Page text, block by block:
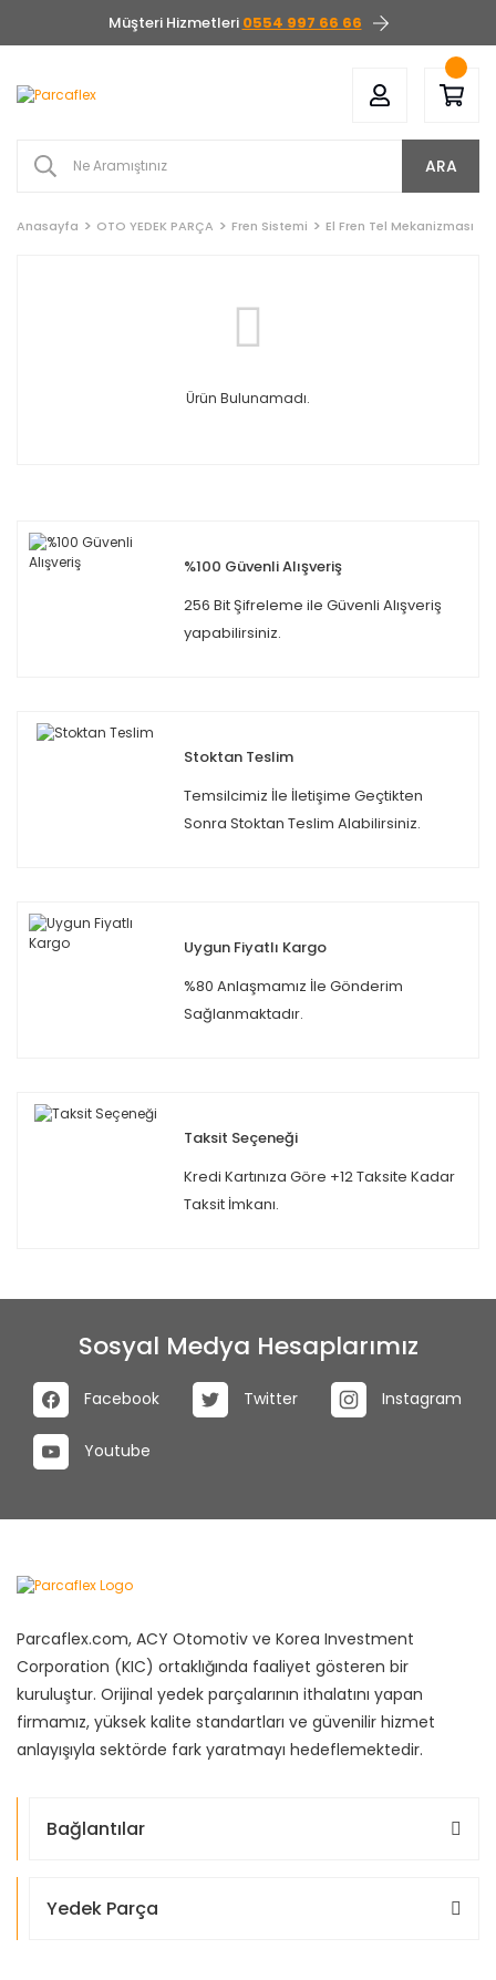
Müşteri Hizmetleri 0554 997 66 66
ARA
Anasayfa OTO YEDEK PARÇA Fren Sistemi El Fren Tel Mekanizması
Ürün Bulunamadı.
%100 Güvenli Alışveriş
256 Bit Şifreleme ile Güvenli Alışveriş
yapabilirsiniz.
Stoktan Teslim
Temsilcimiz İle İletişime Geçtikten
Sonra Stoktan Teslim Alabilirsiniz.
Uygun Fiyatlı Kargo
%80 Anlaşmamız İle Gönderim
Sağlanmaktadır.
Taksit Seçeneği
Kredi Kartınıza Göre +12 Taksite Kadar
Taksit İmkanı.
Sosyal Medya Hesaplarımız
Facebook Twitter Instagram
Youtube
Parcaflex.com, ACY Otomotiv ve Korea Investment
Corporation (KIC) ortaklığında faaliyet gösteren bir
kuruluştur. Orijinal yedek parçalarının ithalatını yapan
firmamız, yüksek kalite standartları ve güvenilir hizmet
anlayışıyla sektörde fark yaratmayı hedeflemektedir.
Bağlantılar
Yedek Parça